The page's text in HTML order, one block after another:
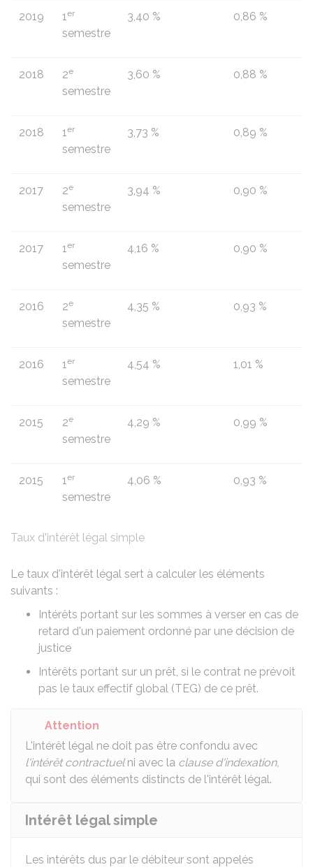
Taux d'intérêt légal simple
2019 1er
semestre
3,40 % 0,86 %
2018 2e
semestre
3,60 % 0,88 %
2018 1er
semestre
3,73 % 0,89 %
2017 2e
semestre
3,94 % 0,90 %
2017 1er
semestre
4,16 % 0,90 %
2016 2e
semestre
4,35 % 0,93 %
2016 1er
semestre
4,54 % 1,01 %
2015 2e
semestre
4,29 % 0,99 %
2015 1er
semestre
4,06 % 0,93 %
Le taux d'intérêt légal sert à calculer les éléments
suivants :
Intérêts portant sur les sommes à verser en cas de
retard d'un paiement ordonné par une décision de
justice
Intérêts portant sur un prêt, si le contrat ne prévoit
pas le taux effectif global (TEG) de ce prêt.
Attention
L'intérêt légal ne doit pas être confondu avec
l'intérêt contractuelni avec la clause d'indexation,
qui sont des éléments distincts de l'intérêt légal.
Intérêt légal simple
Les intérêts dus par le débiteur sont appelés